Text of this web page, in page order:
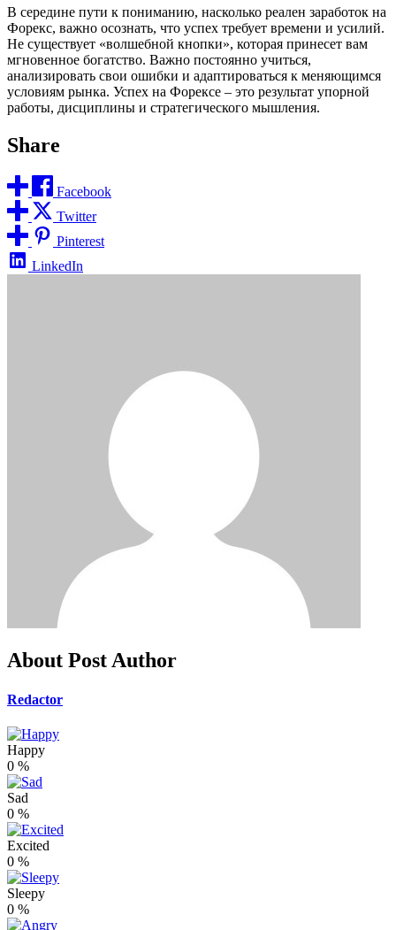
В середине пути к пониманию, насколько реален заработок на
Форекс, важно осознать, что успех требует времени и усилий.
Не существует «волшебной кнопки», которая принесет вам
мгновенное богатство. Важно постоянно учиться,
анализировать свои ошибки и адаптироваться к меняющимся
условиям рынка. Успех на Форексе – это результат упорной
работы, дисциплины и стратегического мышления.
Share
Facebook
Twitter
Pinterest
LinkedIn
About Post Author
Redactor
Happy
0 %
Sad
0 %
Excited
0 %
Sleepy
0 %